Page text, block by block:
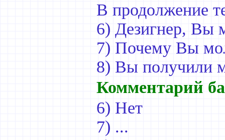
В продолжение
6) Дезигнер, Вы
7) Почему Вы
8) Вы получили
Комментарий
6) Нет
7) ...